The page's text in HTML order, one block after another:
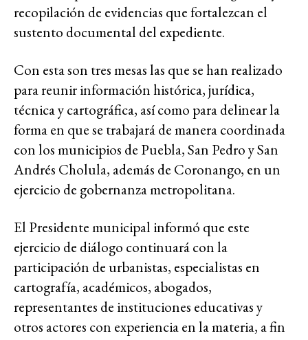
recopilación de evidencias que fortalezcan el
sustento documental del expediente.
Con esta son tres mesas las que se han realizado
para reunir información histórica, jurídica,
técnica y cartográfica, así como para delinear la
forma en que se trabajará de manera coordinada
con los municipios de Puebla, San Pedro y San
Andrés Cholula, además de Coronango, en un
ejercicio de gobernanza metropolitana.
El Presidente municipal informó que este
ejercicio de diálogo continuará con la
participación de urbanistas, especialistas en
cartografía, académicos, abogados,
representantes de instituciones educativas y
otros actores con experiencia en la materia, a fin